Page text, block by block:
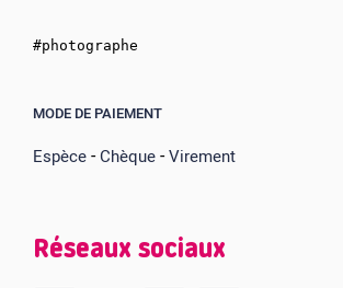
#photographe
MODE DE PAIEMENT
Espèce-Chèque-Virement
Réseaux sociaux